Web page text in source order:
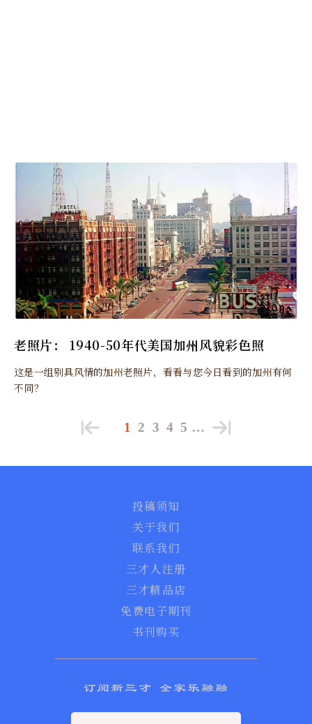
老照片： 1940-50年代美国加州风貌彩色照
这是一组别具风情的加州老照片，看看与您今日看到的加州有何
不同？
1 2 3 4 5 …
投稿须知
关于我们
联系我们
三才人注册
三才精品店
免费电子期刊
书刊购买
订阅新三才 全家乐融融